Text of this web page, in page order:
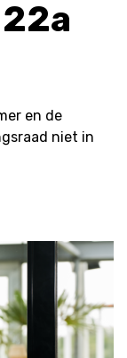
en de
niet in